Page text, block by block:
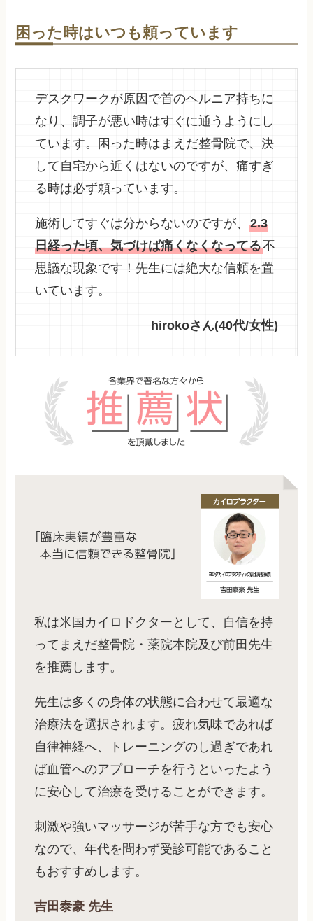
困った時はいつも頼っています
デスクワークが原因で首のヘルニア持ちに
なり、調子が悪い時はすぐに通うようにし
ています。困った時はまえだ整骨院で、決
して自宅から近くはないのですが、痛すぎ
る時は必ず頼っています。
施術してすぐは分からないのですが、2.3
日経った頃、気づけば痛くなくなってる不
思議な現象です！先生には絶大な信頼を置
いています。
hirokoさん(40代/女性)
私は米国カイロドクターとして、自信を持
ってまえだ整骨院・薬院本院及び前田先生
を推薦します。
先生は多くの身体の状態に合わせて最適な
治療法を選択されます。疲れ気味であれば
自律神経へ、トレーニングのし過ぎであれ
ば血管へのアプローチを行うといったよう
に安心して治療を受けることができます。
刺激や強いマッサージが苦手な方でも安心
なので、年代を問わず受診可能であること
もおすすめします。
吉田泰豪 先生